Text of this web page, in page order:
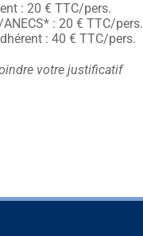
: 20 € TTC/pers.
: 20 € TTC/pers.
: 40 € TTC/pers.
votre justificatif